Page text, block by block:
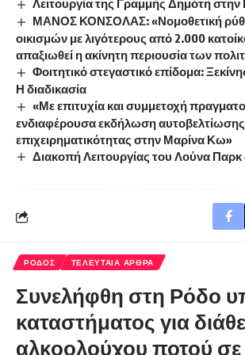
Λειτουργία της Γραμμής Δημότη
ΜΑΝΟΣ ΚΟΝΣΟΛΑΣ: «Νομοθετική
οικισμών με λιγότερους από 2.000
απαξιωθεί η ακίνητη περιουσία των
Φοιτητικό στεγαστικό επίδομα:
Η διαδικασία
«Με επιτυχία και συμμετοχή
ενδιαφέρουσα εκδήλωση αυτοβελτίωσης
επιχειρηματικότητας στην Μαρίνα Κω»
Διακοπή Λειτουργίας του Λούνα
ΡΟΔΟΣ ΤΕΛΕΥΤΑΙΑ ΑΡΘΡΑ
Συνελήφθη στη Ρόδο
καταστήματος για
αλκοολούχου ποτού σε